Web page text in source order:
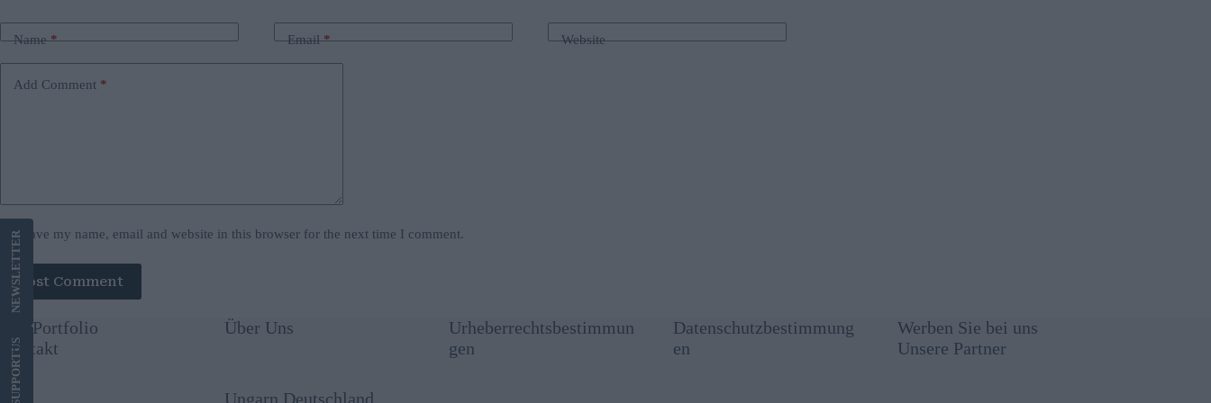
Name* Email* Website
Add Comment *
Save my name, email and website in this browser for the next time I comment.
Post Comment
SUPPORT
US
NEWS
LETTER
Our Portfolio
Kontakt
Über Uns
Ungarn Deutschland
Urheberrechtsbestimmun
gen
Datenschutzbestimmung
en
Werben Sie bei uns
Unsere Partner